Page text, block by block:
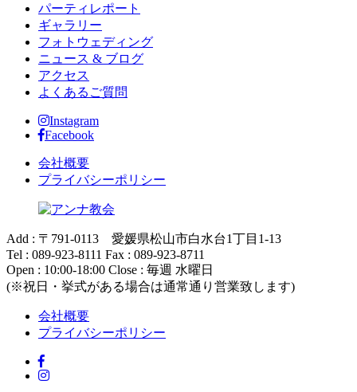
パーティレポート
ギャラリー
フォトウェディング
ニュース & ブログ
アクセス
よくあるご質問
Instagram
Facebook
会社概要
プライバシーポリシー
Add : 〒791-0113 愛媛県松山市白水台1丁目1-13
Tel : 089-923-8111 Fax : 089-923-8711
Open : 10:00-18:00 Close : 毎週 水曜日
(※祝日・挙式がある場合は通常通り営業致します)
会社概要
プライバシーポリシー